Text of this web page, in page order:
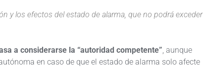
y los efectos del estado de alarma, que no podrá exceder
a considerarse la “autoridad competente”, aunque
en caso de que el estado de alarma solo afecte